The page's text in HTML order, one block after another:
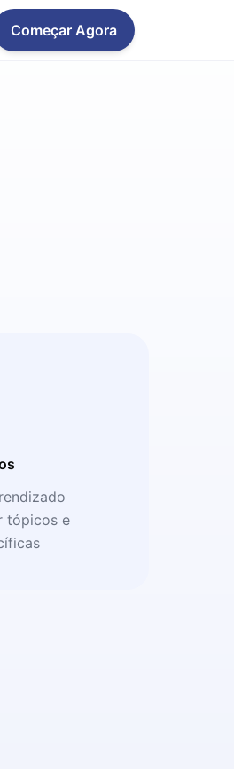
Começar Agora
tópicos e